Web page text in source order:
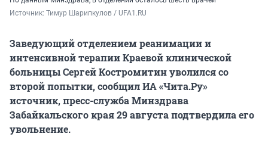
Источник: Тимур Шарипкулов / UFA1.RU
Заведующий отделением реанимации и
интенсивной терапии Краевой клинической
больницы Сергей Костромитин уволился со
второй попытки, сообщил ИА «Чита.Ру»
источник, пресс-служба Минздрава
Забайкальского края 29 августа подтвердила его
увольнение.